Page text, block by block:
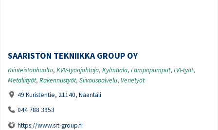
SAARISTON TEKNIIKKA GROUP OY
Kiinteistönhuolto, KVV-työnjohtaja, Kylmäala, Lämpöpumput, LVI-työt,
Metallityöt, Rakennustyöt, Siivouspalvelu, Venetyöt
49 Kuristentie, 21140, Naantali
044 788 3953
https://www.srt-group.fi